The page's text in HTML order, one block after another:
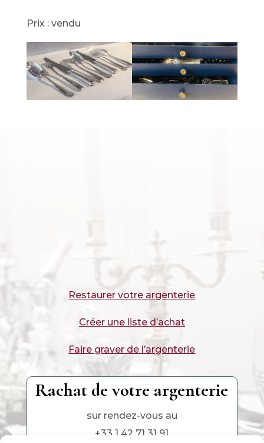
Prix : vendu
Restaurer votre argenterie
Créer une liste d’achat
Faire graver de l’argenterie
Rachat de votre argenterie
sur rendez-vous au
+33 1 42 71 31 91